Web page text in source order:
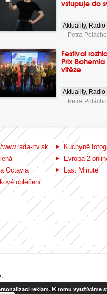
vstupuje do
Aktuality, Radio
Petra
Festival
Prix
vítěze
Aktuality, Radio
Petra
rtv.sk
Kuchyně
Evropa 2
Octavia
Last Minute
oblečení
120 00 Praha 2
reklam. K tomu využíváme